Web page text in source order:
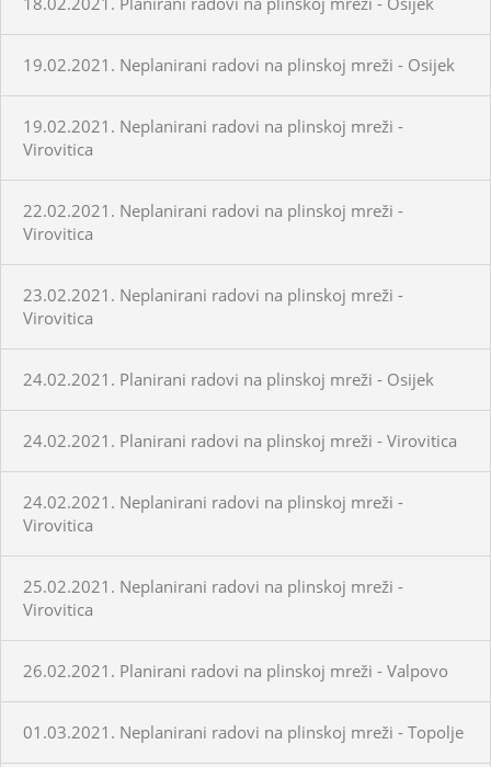
19.02.2021. Neplanirani radovi na plinskoj mreži - Osijek
19.02.2021. Neplanirani radovi na plinskoj mreži -
Virovitica
22.02.2021. Neplanirani radovi na plinskoj mreži -
Virovitica
23.02.2021. Neplanirani radovi na plinskoj mreži -
Virovitica
24.02.2021. Planirani radovi na plinskoj mreži - Osijek
24.02.2021. Planirani radovi na plinskoj mreži - Virovitica
24.02.2021. Neplanirani radovi na plinskoj mreži -
Virovitica
25.02.2021. Neplanirani radovi na plinskoj mreži -
Virovitica
26.02.2021. Planirani radovi na plinskoj mreži - Valpovo
01.03.2021. Neplanirani radovi na plinskoj mreži - Topolje